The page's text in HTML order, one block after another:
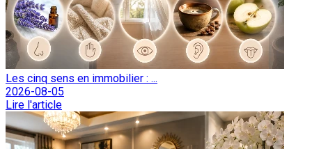
Les cinq sens en immobilier : ...
2026-08-05
Lire l'article